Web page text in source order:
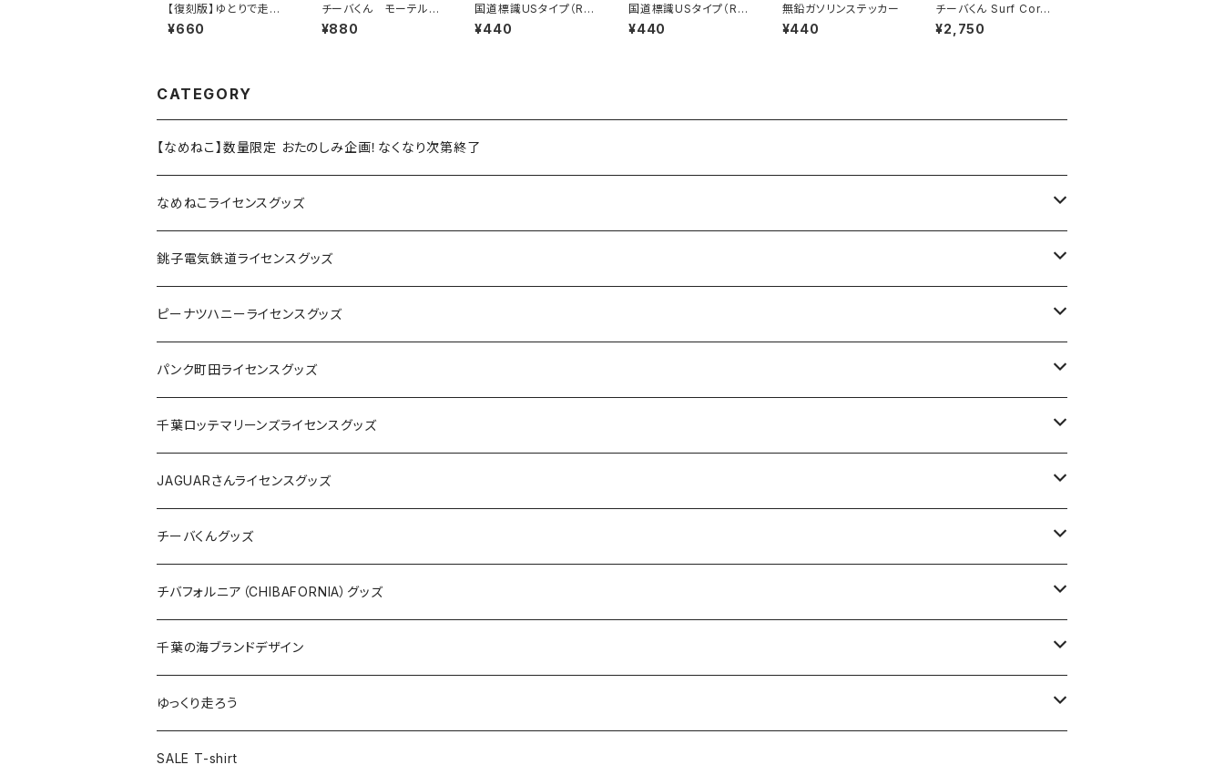
【復刻版】ゆとりで走ろ
う秋田県（緑）：ステッカ
ー（大）
¥660
チーバくん モーテルキ
ーホルダー design3
¥880
国道標識USタイプ（RO
UTE）ステッカー 125号
線（ホワイト）
¥440
国道標識USタイプ（RO
UTE）ステッカー 327
号線
¥440
無鉛ガソリンステッカー
¥440
チーバくん Surf Cors
t：Tシャツ（Black）
¥2,750
CATEGORY
【なめねこ】数量限定 おたのしみ企画！なくなり次第終了
なめねこライセンスグッズ
Tシャツ
キャップ
ステッカー
缶バッジ
ホテルキーホルダー
銚子電気鉄道ライセンスグッズ
ステッカー
缶バッジ
アクリルキーホルダー
ホテルキーホルダー
クリアファイル
Tシャツ
キャップ
トートバッグ
ランチバッグ
ピーナツハニーライセンスグッズ
Tシャツ
キャップ
バッグ
ステッカー
缶バッジ
キーホルダー
クリアファイル
パンク町田ライセンスグッズ
Tシャツ
キャップ
バッグ
ステッカー
缶バッジ
キーホルダー
クリアファイル
千葉ロッテマリーンズライセンスグッズ
ステッカー
ステッカー
ステッカー大
缶バッジ
缶バッジ32mm
缶バッジ54mm
エコバッグ
JAGUARさんコラボグッズ
Tシャツ
ステッカー
サコッシュ
ホテルキーホルダー
JAGUARさんライセンスグッズ
Tシャツ
ステッカー
缶バッジ
クリアファイル
マスク
チーバくんグッズ
Tシャツ
キャップ
エコバッグ
ステッカー
チバフォルニア（CHIBAFORNIA）グッズ
Tシャツ
キャップ
ステッカー
千葉の海ブランドデザイン
Tシャツ
キャップ
ゆっくり走ろう
Tシャツ
SALE T-shirt